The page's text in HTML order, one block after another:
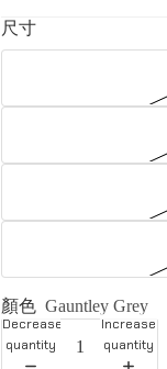
尺寸
顏色 Gauntley Grey
Decrease
quantity
Increase
quantity